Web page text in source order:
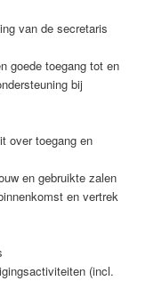
van de secretaris
goede toegang tot en
bij
over toegang en
en gebruikte zalen
en vertrek
(incl.